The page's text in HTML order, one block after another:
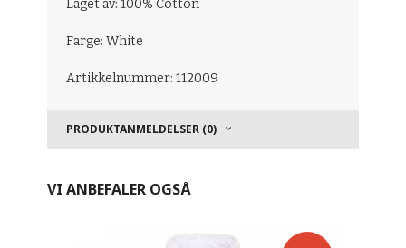
Laget av: 100% Cotton
Farge: White
Artikkelnummer: 112009
PRODUKTANMELDELSER (0)
VI ANBEFALER OGSÅ